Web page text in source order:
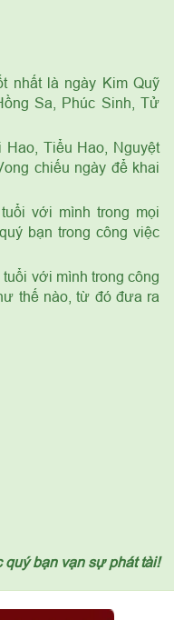
nhất là ngày Kim Quỹ
Sa, Phúc Sinh, Tử
Tiểu Hao, Nguyệt
chiếu ngày để khai
với mình trong mọi
bạn trong công việc
với mình trong công
thế nào, từ đó đưa ra
quý bạn vạn sự phát tài!